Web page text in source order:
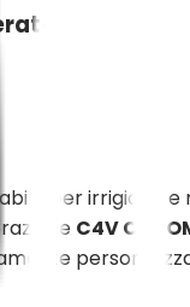
per irrigidire
C4V
personalizzati